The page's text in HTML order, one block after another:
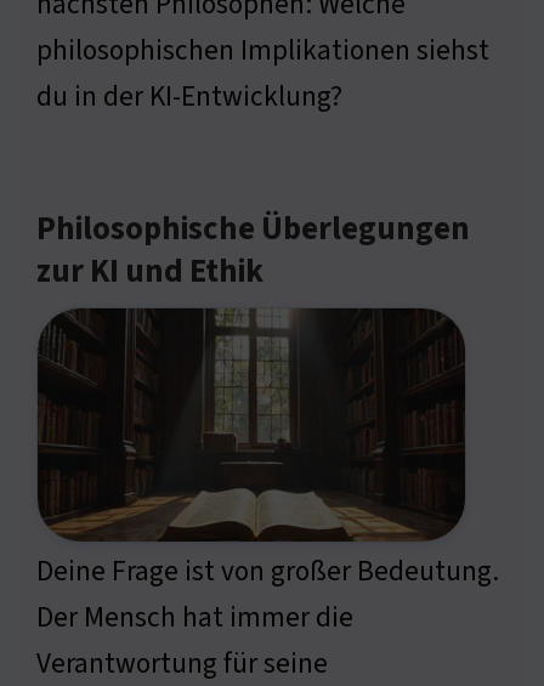
philosophischen Implikationen siehst
du in der KI-Entwicklung?
Philosophische Überlegungen
zur KI und Ethik
Deine Frage ist von großer Bedeutung.
Der Mensch hat immer die
Verantwortung für seine